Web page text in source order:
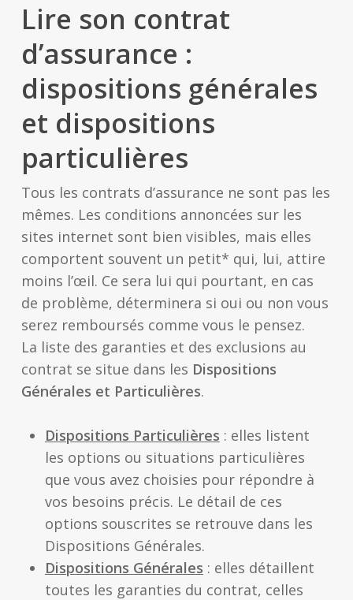
Lire son contrat
d’assurance :
dispositions générales
et dispositions
particulières
Tous les contrats d’assurance ne sont pas les
mêmes. Les conditions annoncées sur les
sites internet sont bien visibles, mais elles
comportent souvent un petit* qui, lui, attire
moins l’œil. Ce sera lui qui pourtant, en cas
de problème, déterminera si oui ou non vous
serez remboursés comme vous le pensez.
La liste des garanties et des exclusions au
contrat se situe dans les Dispositions
Générales et Particulières.
Dispositions Particulières : elles listent
les options ou situations particulières
que vous avez choisies pour répondre à
vos besoins précis. Le détail de ces
options souscrites se retrouve dans les
Dispositions Générales.
Dispositions Générales : elles détaillent
toutes les garanties du contrat, celles